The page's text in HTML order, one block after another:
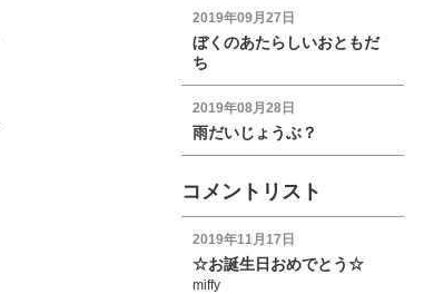
2019年09月27日
ぼくのあたらしいおともだ
ち
2019年08月28日
雨だいじょうぶ？
コメントリスト
2019年11月17日
☆お誕生日おめでとう☆
miffy